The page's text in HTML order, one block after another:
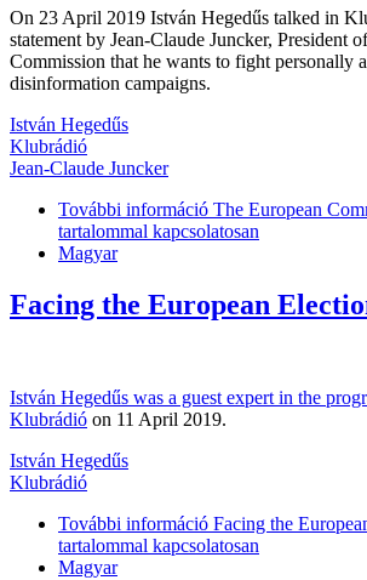
On 23 April 2019 István Hegedűs talked in
statement by Jean-Claude Juncker, President
Commission that he wants to fight personally
disinformation campaigns.
István Hegedűs
Klubrádió
Jean-Claude Juncker
További információ The European
tartalommal kapcsolatosan
Magyar
Facing the European
István Hegedűs was a guest expert in the
Klubrádió on 11 April 2019.
István Hegedűs
Klubrádió
További információ Facing the
tartalommal kapcsolatosan
Magyar